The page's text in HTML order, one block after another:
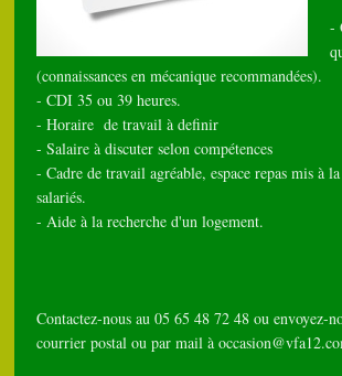
-
(connaissances en mécanique recommandées).
- CDI 35 ou 39 heures.
- Horaire de travail à definir
- Salaire à discuter selon compétences
- Cadre de travail agréable, espace repas mis à
salariés.
- Aide à la recherche d'un logement.
Contactez-nous au 05 65 48 72 48 ou envoyez-
courrier postal ou par mail à